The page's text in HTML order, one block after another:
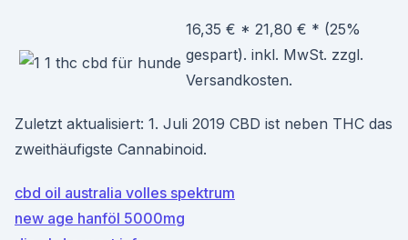
16,35 € * 21,80 € * (25%
gespart). inkl. MwSt. zzgl.
Versandkosten.
Zuletzt aktualisiert: 1. Juli 2019 CBD ist neben THC das
zweithäufigste Cannabinoid.
cbd oil australia volles spektrum
new age hanföl 5000mg